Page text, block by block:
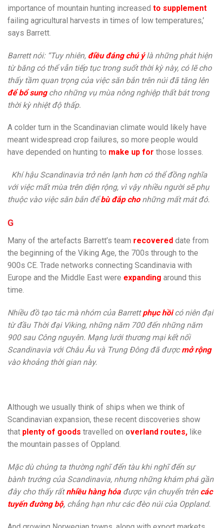
importance of mountain hunting increased to supplement
failing agricultural harvests in times of low temperatures,’
says Barrett.
Barrett nói: “Tuy nhiên, điều đáng chú ý là những phát hiện
từ băng có thể vẫn tiếp tục trong suốt thời kỳ này, có lẽ cho
thấy tầm quan trọng của việc săn bắn trên núi đã tăng lên
để bổ sung cho những vụ mùa nông nghiệp thất bát trong
thời kỳ nhiệt độ thấp.
A colder turn in the Scandinavian climate would likely have
meant widespread crop failures, so more people would
have depended on hunting to make up for those losses.
Khí hậu Scandinavia trở nên lạnh hơn có thể đồng nghĩa
với việc mất mùa trên diện rộng, vì vậy nhiều người sẽ phụ
thuộc vào việc săn bắn đểbù đắp cho những mất mát đó.
G
Many of the artefacts Barrett’s team recovered date from
the beginning of the Viking Age, the 700s through to the
900s CE. Trade networks connecting Scandinavia with
Europe and the Middle East were expanding around this
time.
Nhiều đồ tạo tác mà nhóm của Barrettphục hồicó niên đại
từ đầu Thời đại Viking, những năm 700 đến những năm
900 sau Công nguyên. Mạng lưới thương mại kết nối
Scandinavia với Châu Âu và Trung Đông đã đượcmở rộng
vào khoảng thời gian này.
Although we usually think of ships when we think of
Scandinavian expansion, these recent discoveries show
that plenty of goods travelled on overland routes, like
the mountain passes of Oppland.
Mặc dù chúng ta thường nghĩ đến tàu khi nghĩ đến sự
bành trướng của Scandinavia, nhưng những khám phá gần
đây cho thấy rấtnhiều hàng hóa được vận chuyển trên các
tuyến đường bộ, chẳng hạn như các đèo núi của Oppland.